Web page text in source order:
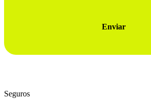
Enviar
Seguros